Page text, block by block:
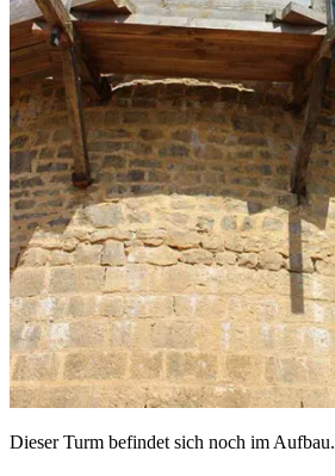
Dieser Turm befindet sich noch im Aufbau.